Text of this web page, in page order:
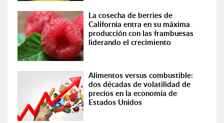
La cosecha de berries de
California entra en su máxima
producción con las frambuesas
liderando el crecimiento
Alimentos versus combustible:
dos décadas de volatilidad de
precios en la economía de
Estados Unidos